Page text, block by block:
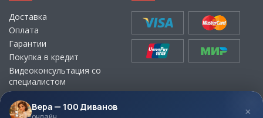
Доставка
Оплата
Гарантии
Покупка в кредит
Видеоконсультация со
специалистом
Выбор ткани для мебели без
визита в магазин
Вера — 100 Диванов ×